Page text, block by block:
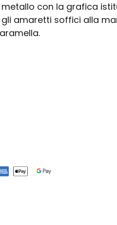
con la grafica
amaretti soffici alla